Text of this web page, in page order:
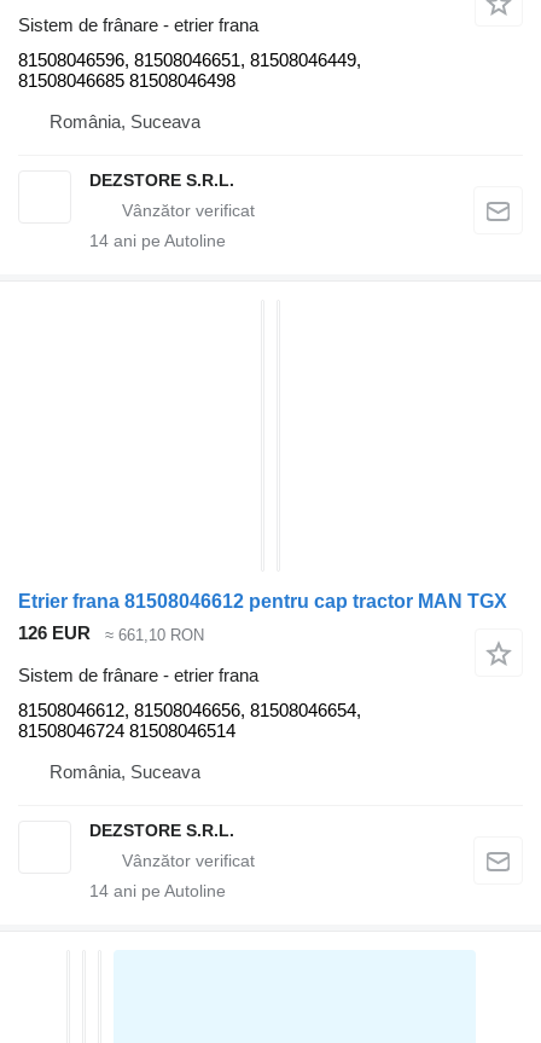
Sistem de frânare - etrier frana
81508046596, 81508046651, 81508046449,
81508046685 81508046498
România, Suceava
DEZSTORE S.R.L.
14 ani pe Autoline
Etrier frana 81508046612 pentru cap tractor MAN TGX
126 EUR
≈ 661,10 RON
Sistem de frânare - etrier frana
81508046612, 81508046656, 81508046654,
81508046724 81508046514
România, Suceava
DEZSTORE S.R.L.
14 ani pe Autoline